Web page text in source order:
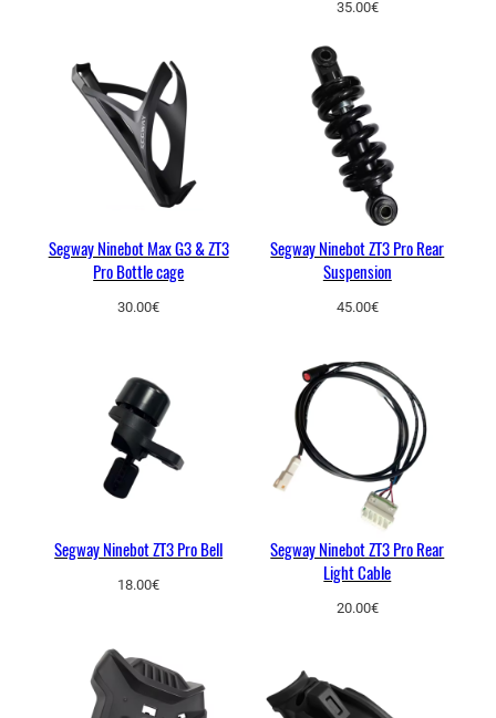
35.00€
Segway Ninebot Max G3 & ZT3
Pro Bottle cage
30.00€
Segway Ninebot ZT3 Pro Rear
Suspension
45.00€
Segway Ninebot ZT3 Pro Bell
18.00€
Segway Ninebot ZT3 Pro Rear
Light Cable
20.00€